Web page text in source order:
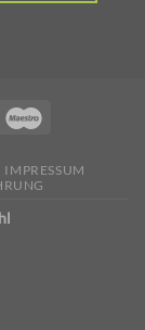
IMPRESSUM